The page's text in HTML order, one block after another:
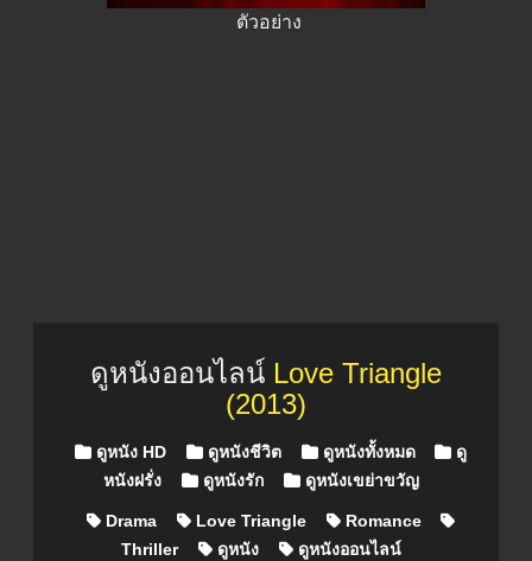
ตัวอย่าง
ดูหนังออนไลน์ Love Triangle
(2013)
Posted in
ดูหนัง HD ดูหนังชีวิต ดูหนังทั้งหมด
ดู
หนังฝรั่ง
ดูหนังรัก ดูหนังเขย่าขวัญ
Drama Love Triangle
Romance
Thriller
ดูหนัง ดูหนังออนไลน์